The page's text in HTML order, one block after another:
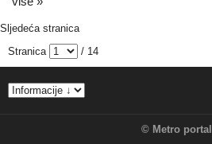
Sljedeća stranica
Stranica
/ 14
© Metro portal